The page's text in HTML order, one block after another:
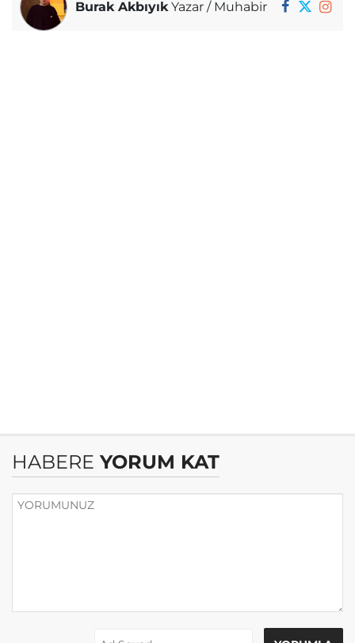
Burak AkbıyıkYazar / Muhabir
HABERE YORUM KAT